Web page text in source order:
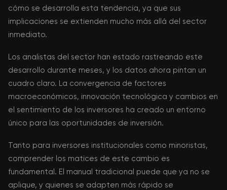
cómo se desarrolla esta tendencia, ya que sus
implicaciones se extienden mucho más allá del sector
inmediato.
Los analistas del sector han estado rastreando este
desarrollo durante meses, y los datos ahora pintan un
cuadro claro. La convergencia de factores
macroeconómicos, innovación tecnológica y cambios en
el sentimiento de los inversores ha creado un entorno
único para las oportunidades de inversión.
Tanto para inversores institucionales como minoristas,
comprender los matices de este cambio es
fundamental. El manual tradicional puede que ya no se
aplique, y quienes se adapten más rápido se